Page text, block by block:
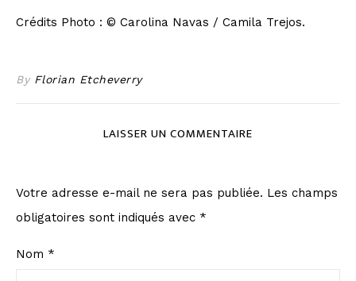
Crédits Photo : © Carolina Navas / Camila Trejos.
By Florian Etcheverry
LAISSER UN COMMENTAIRE
Votre adresse e-mail ne sera pas publiée. Les champs
obligatoires sont indiqués avec *
Nom *